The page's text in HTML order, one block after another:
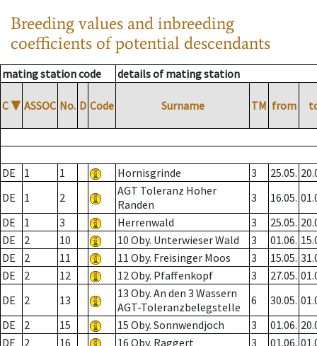
Breeding values and inbreeding
coefficients of potential descendants
mating station code details of mating station
C ▼ ASSOC No. D Code Surname TM from
DE 1 1 Hornisgrinde 3 25.05.
DE
1 2
AGT Toleranz Hoher
Randen
3 16.05.
DE
1 3 Herrenwald 3 25.05.
DE
2 10 10 Oby. Unterwieser Wald 3 01.06.
DE
2 11 11 Oby. Freisinger Moos 3 15.05.
DE
2 12 12 Oby. Pfaffenkopf 3 27.05.
DE
2 13
13 Oby. An den 3 Wassern
AGT-Toleranzbelegstelle
6 30.05.
DE
2 15 15 Oby. Sonnwendjoch 3 01.06.
DE
2 16 16 Oby. Raggert 3 01.06.